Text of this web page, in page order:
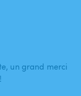
un grand merci